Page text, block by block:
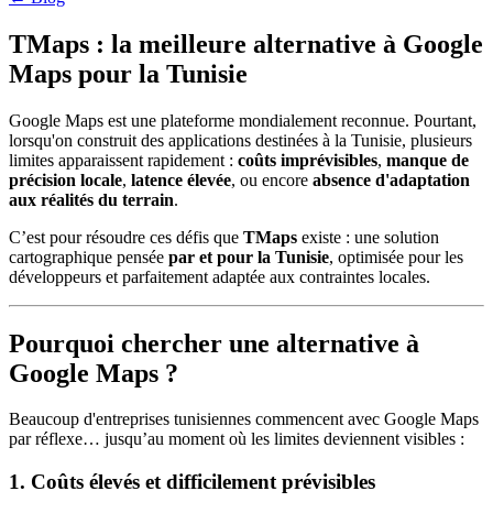
TMaps : la meilleure alternative à Google
Maps pour la Tunisie
Google Maps est une plateforme mondialement reconnue. Pourtant,
lorsqu'on construit des applications destinées à la Tunisie, plusieurs
limites apparaissent rapidement : coûts imprévisibles, manque de
précision locale, latence élevée, ou encore absence d'adaptation
aux réalités du terrain.
C’est pour résoudre ces défis que TMaps existe : une solution
cartographique pensée par et pour la Tunisie, optimisée pour les
développeurs et parfaitement adaptée aux contraintes locales.
Pourquoi chercher une alternative à
Google Maps ?
Beaucoup d'entreprises tunisiennes commencent avec Google Maps
par réflexe… jusqu’au moment où les limites deviennent visibles :
1. Coûts élevés et difficilement prévisibles